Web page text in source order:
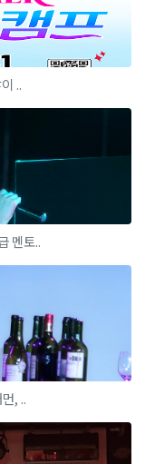
..
멘토..
, ..